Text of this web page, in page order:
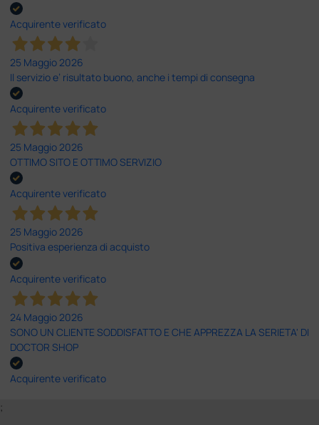
Acquirente verificato
25 Maggio 2026
Il servizio e’ risultato buono, anche i tempi di consegna
Acquirente verificato
25 Maggio 2026
OTTIMO SITO E OTTIMO SERVIZIO
Acquirente verificato
25 Maggio 2026
Positiva esperienza di acquisto
Acquirente verificato
24 Maggio 2026
SONO UN CLIENTE SODDISFATTO E CHE APPREZZA LA SERIETA' DI
DOCTOR SHOP
Acquirente verificato
;